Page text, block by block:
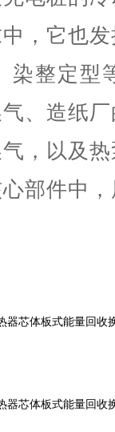
，它也
染整定型
、造纸
，以及
部件中